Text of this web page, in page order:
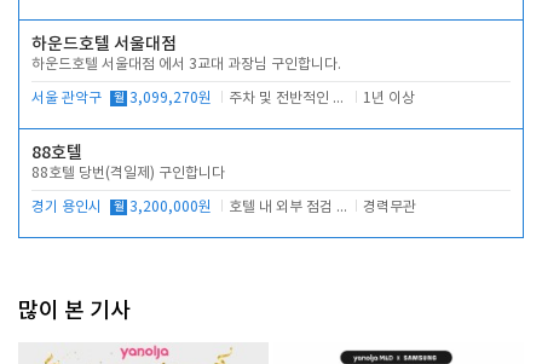
하운드호텔 서울대점
하운드호텔 서울대점 에서 3교대 과장님 구인합니다.
서울 관악구 월 3,099,270원 주차 및 전반적인 당번업무 1년 이상
88호텔
88호텔 당번(격일제) 구인합니다
경기 용인시 월 3,200,000원 호텔 내 외부 점검 및 프런트 운영 경력무관
많이 본 기사